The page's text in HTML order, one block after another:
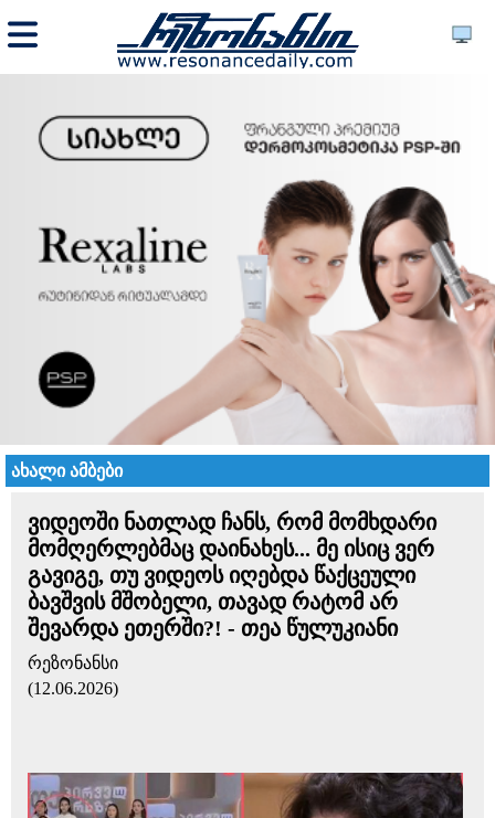
ახალი ამბები
ვიდეოში ნათლად ჩანს, რომ მომხდარი
მომღერლებმაც დაინახეს... მე ისიც ვერ
გავიგე, თუ ვიდეოს იღებდა წაქცეული
ბავშვის მშობელი, თავად რატომ არ
შევარდა ეთერში?! - თეა წულუკიანი
რეზონანსი
(12.06.2026)